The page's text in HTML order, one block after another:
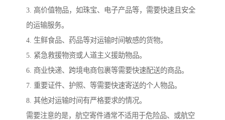
3. 高价值物品，如珠宝、电子产品等，需要快速且安全
的运输服务。
4. 生鲜食品、药品等对运输时间敏感的货物。
5. 紧急救援物资或人道主义援助物品。
6. 商业快递、跨境电商包裹等需要快速配送的商品。
7. 重要证件、护照、等需要快速寄送的个人物品。
8. 其他对运输时间有严格要求的情况。
需要注意的是，航空寄件通常不适用于危险品、或航空